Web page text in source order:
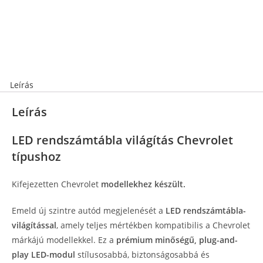
Leírás
Leírás
LED rendszámtábla világítás Chevrolet
típushoz
Kifejezetten Chevrolet modellekhez készült.
Emeld új szintre autód megjelenését a LED rendszámtábla-
világítással, amely teljes mértékben kompatibilis a Chevrolet
márkájú modellekkel. Ez a prémium minőségű, plug-and-
play LED-modul stílusosabbá, biztonságosabbá és